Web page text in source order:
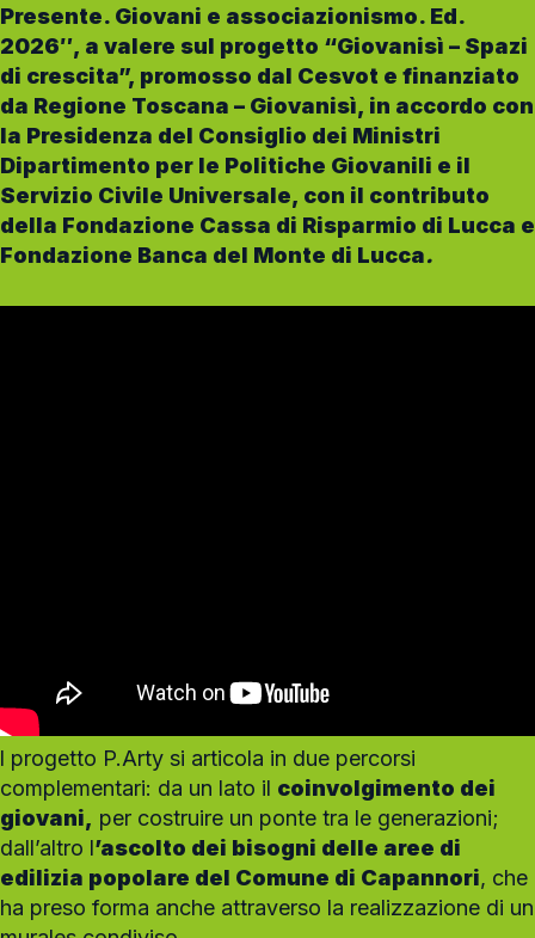
Presente. Giovani e associazionismo. Ed.
2026″, a valere sul progetto “Giovanisì – Spazi
di crescita”, promosso dal Cesvot e finanziato
da Regione Toscana – Giovanisì, in accordo con
la Presidenza del Consiglio dei Ministri
Dipartimento per le Politiche Giovanili e il
Servizio Civile Universale, con il contributo
della Fondazione Cassa di Risparmio di Lucca e
Fondazione Banca del Monte di Lucca.
l progetto P.Arty si articola in due percorsi
complementari: da un lato il coinvolgimento dei
giovani, per costruire un ponte tra le generazioni;
dall’altro l’ascolto dei bisogni delle aree di
edilizia popolare del Comune di Capannori, che
ha preso forma anche attraverso la realizzazione di un